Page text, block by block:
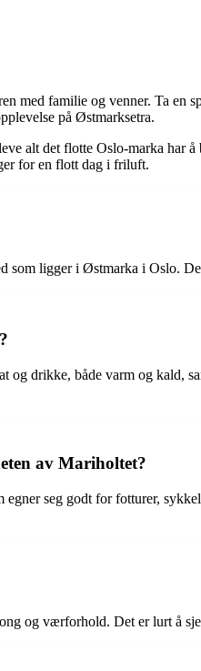
med familie og venner. Ta
på Østmarksetra.
alt det flotte Oslo-marka
for en flott dag i friluft.
som ligger i Østmarka i Oslo.
drikke, både varm og kald,
av Mariholtet?
seg godt for fotturer,
og værforhold. Det er lurt å